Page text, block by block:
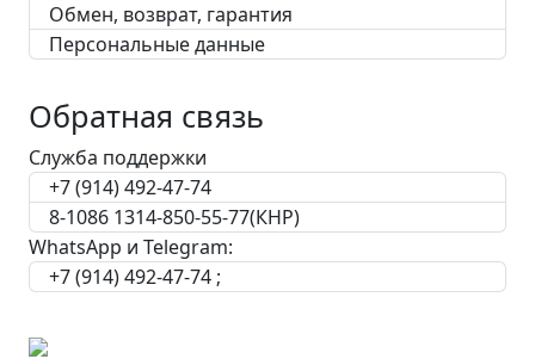
Обмен, возврат, гарантия
Персональные данные
Обратная связь
Служба поддержки
+7 (914) 492-47-74
8-1086 1314-850-55-77(КНР)
WhatsApp и Telegram:
+7 (914) 492-47-74 ;